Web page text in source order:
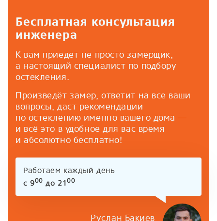
Бесплатная консультация
инженера
К вам приедет не просто замерщик,
а настоящий специалист по подбору
остекления.
Произведёт замер, ответит на все ваши
вопросы, даст рекомендации
по остеклению именно вашего дома —
и всё это в удобное для вас время
и абсолютно бесплатно!
Работаем каждый день
с 900 до 2100
Руслан Бакиев